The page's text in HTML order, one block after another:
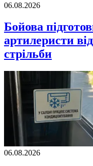
06.08.2026
Бойова
артилеристи
стрільби
06.08.2026